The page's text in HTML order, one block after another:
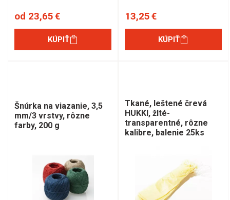
od 23,65 €
KÚPIŤ
13,25 €
KÚPIŤ
Šnúrka na viazanie, 3,5
mm/3 vrstvy, rôzne
farby, 200 g
Tkané, leštené črevá
HUKKI, žlté-
transparentné, rôzne
kalibre, balenie 25ks